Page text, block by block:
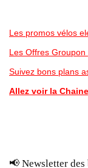
Les promos vélos
Les Offres Groupon
Suivez bons plans
Allez voir la
📢 Newsletter des